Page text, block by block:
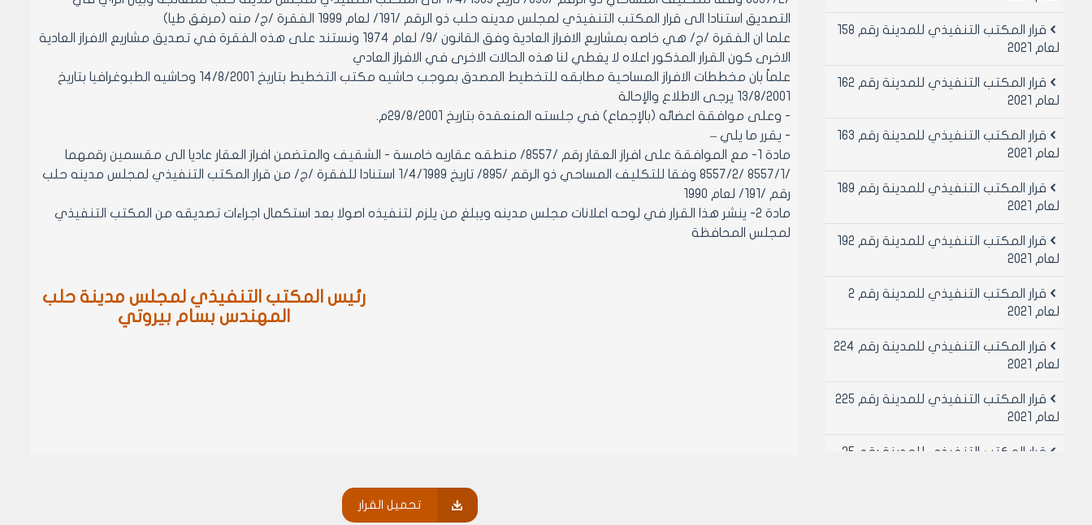
التصديق استنادا الى قرار المكتب التنفيذي لمجلس مدينه حلب ذو الرقم /191/ لعام 1999 الفقرة /ج/ منه (مرفق طيا)
علما ان الفقرة /ج/ هي خاصه بمشاريع الافراز العادية وفق القانون /9/ لعام 1974 ونستند على هذه الفقرة في تصديق مشاريع الافراز العادية
الاخرى كون القرار المذكور اعلاه لا يغطي لنا هذه الحالات الاخرى في الافراز العادي
علماً بان مخططات الافراز المساحية مطابقه للتخطيط المصدق بموجب حاشيه مكتب التخطيط بتاريخ 14/8/2001 وحاشيه الطبوغرافيا بتاريخ
13/8/2001 يرجى الاطلاع والإحالة
- وعلى موافقة اعضائه (بالإجماع) في جلسته المنعقدة بتاريخ 29/8/2001م.
- يقرر ما يلي –
مادة 1- مع الموافقة على افراز العقار رقم /8557/ منطقه عقاريه خامسة - الشقيف والمتضمن افراز العقار عاديا الى مقسمين رقمهما
/8557/1 /8557/2 وفقا للتكليف المساحي ذو الرقم /895/ تاريخ 1/4/1989 استنادا للفقرة /ج/ من قرار المكتب التنفيذي لمجلس مدينه حلب
رقم /191/ لعام 1990
مادة 2- ينشر هذا القرار في لوحه اعلانات مجلس مدينه ويبلغ من يلزم لتنفيذه اصولا بعد استكمال اجراءات تصديقه من المكتب التنفيذي
لمجلس المحافظة
رئيس المكتب التنفيذي لمجلس مدينة حلب
المهندس بسام بيروتي
تحميل القرار
قرار المكتب التنفيذي للمدينة رقم 158
لعام 2021
قرار المكتب التنفيذي للمدينة رقم 162
لعام 2021
قرار المكتب التنفيذي للمدينة رقم 163
لعام 2021
قرار المكتب التنفيذي للمدينة رقم 189
لعام 2021
قرار المكتب التنفيذي للمدينة رقم 192
لعام 2021
قرار المكتب التنفيذي للمدينة رقم 2
لعام 2021
قرار المكتب التنفيذي للمدينة رقم 224
لعام 2021
قرار المكتب التنفيذي للمدينة رقم 225
لعام 2021
قرار المكتب التنفيذي للمدينة رقم 25